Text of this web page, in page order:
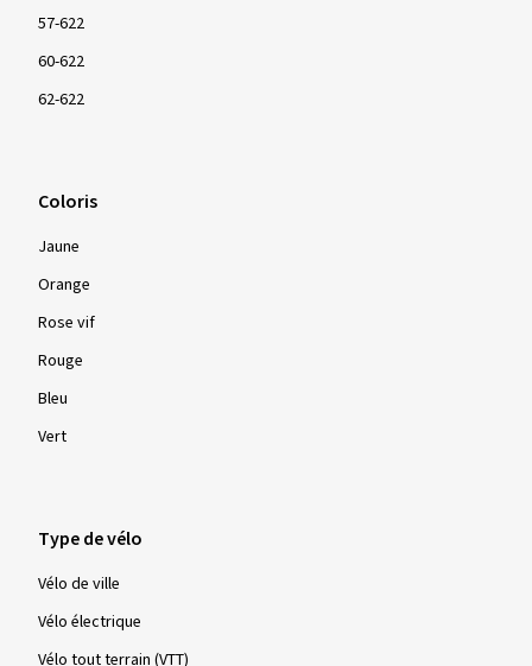
57-622
60-622
62-622
Coloris
Jaune
Orange
Rose vif
Rouge
Bleu
Vert
Type de vélo
Vélo de ville
Vélo électrique
Vélo tout terrain (VTT)